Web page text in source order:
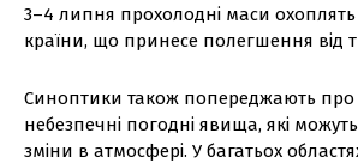
3–4 липня прохолодні маси
країни, що принесе полегшення від
Синоптики також попереджають про
небезпечні погодні явища, які
зміни в атмосфері. У багатьох